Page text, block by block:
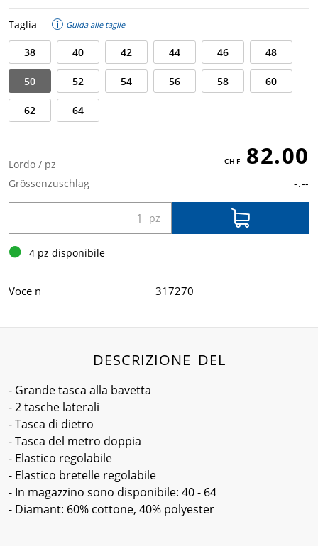
Taglia Guida alle taglie
38 40 42 44 46 48
50 52 54 56 58 60
62 64
Lordo / pz 82.00
Grössenzuschlag -.--
4 pz disponibile
Voce n 317270
DESCRIZIONE DEL
- Grande tasca alla bavetta
- 2 tasche laterali
- Tasca di dietro
- Tasca del metro doppia
- Elastico regolabile
- Elastico bretelle regolabile
- In magazzino sono disponibile: 40 - 64
- Diamant: 60% cottone, 40% polyester